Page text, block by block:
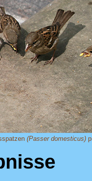
(Passer domesticus)